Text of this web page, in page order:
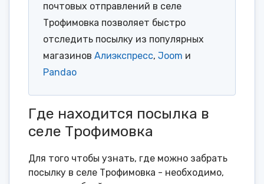
почтовых отправлений в селе
Трофимовка позволяет быстро
отследить посылку из популярных
магазинов Алиэкспресс, Joom и
Pandao
Где находится посылка в
селе Трофимовка
Для того чтобы узнать, где можно забрать
посылку в селе Трофимовка - необходимо,